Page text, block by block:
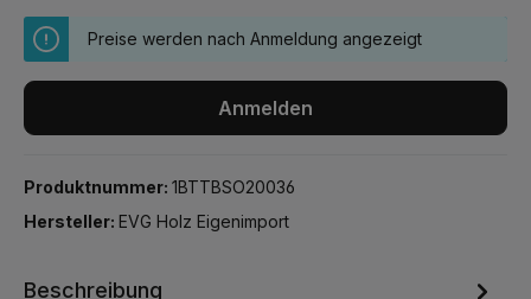
Preise werden nach Anmeldung angezeigt
Anmelden
Produktnummer: 1BTTBSO20036
Hersteller: EVG Holz Eigenimport
Beschreibung